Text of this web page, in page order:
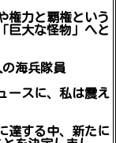
権力と覇権という
巨大な怪物」へと
海兵隊員
ースに、私は震え
達する中、新たに